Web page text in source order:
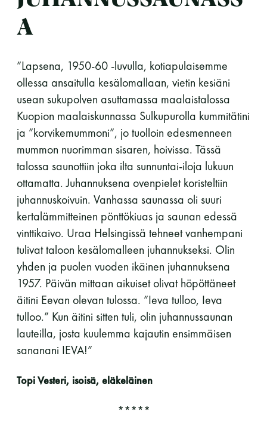
A
”Lapsena, 1950-60 -luvulla, kotiapulaisemme
ollessa ansaitulla kesälomallaan, vietin kesiäni
usean sukupolven asuttamassa maalaistalossa
Kuopion maalaiskunnassa Sulkupurolla kummitätini
ja ”korvikemummoni”, jo tuolloin edesmenneen
mummon nuorimman sisaren, hoivissa. Tässä
talossa saunottiin joka ilta sunnuntai-iloja lukuun
ottamatta. Juhannuksena ovenpielet koristeltiin
juhannuskoivuin. Vanhassa saunassa oli suuri
kertalämmitteinen pönttökiuas ja saunan edessä
vinttikaivo. Uraa Helsingissä tehneet vanhempani
tulivat taloon kesälomalleen juhannukseksi. Olin
yhden ja puolen vuoden ikäinen juhannuksena
1957. Päivän mittaan aikuiset olivat höpöttäneet
äitini Eevan olevan tulossa. ”Ieva tulloo, Ieva
tulloo.” Kun äitini sitten tuli, olin juhannussaunan
lauteilla, josta kuulemma kajautin ensimmäisen
sananani IEVA!”
Topi Vesteri, isoisä, eläkeläinen
*****